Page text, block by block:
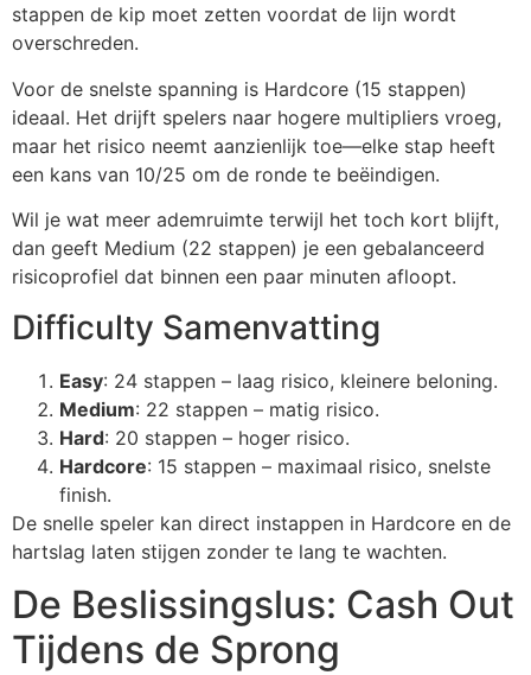
stappen de kip moet zetten voordat de lijn wordt
overschreden.
Voor de snelste spanning is Hardcore (15 stappen)
ideaal. Het drijft spelers naar hogere multipliers vroeg,
maar het risico neemt aanzienlijk toe—elke stap heeft
een kans van 10/25 om de ronde te beëindigen.
Wil je wat meer ademruimte terwijl het toch kort blijft,
dan geeft Medium (22 stappen) je een gebalanceerd
risicoprofiel dat binnen een paar minuten afloopt.
Difficulty Samenvatting
Easy: 24 stappen – laag risico, kleinere beloning.
Medium: 22 stappen – matig risico.
Hard: 20 stappen – hoger risico.
Hardcore: 15 stappen – maximaal risico, snelste
finish.
De snelle speler kan direct instappen in Hardcore en de
hartslag laten stijgen zonder te lang te wachten.
De Beslissingslus: Cash Out
Tijdens de Sprong